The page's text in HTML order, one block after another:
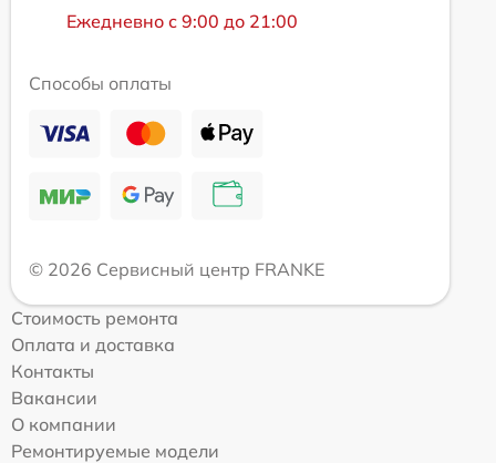
Ежедневно с 9:00 до 21:00
Способы оплаты
© 2026 Сервисный центр FRANKE
Стоимость ремонта
Оплата и доставка
Контакты
Вакансии
О компании
Ремонтируемые модели